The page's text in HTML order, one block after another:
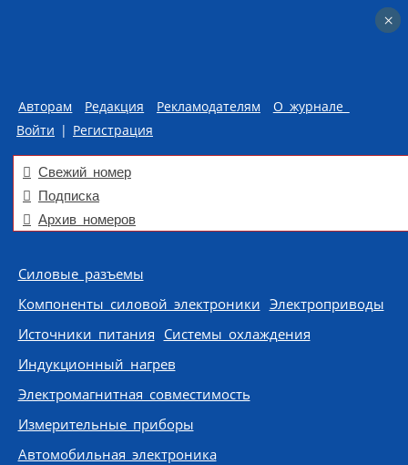
Авторам Редакция Рекламодателям
О журнале
Войти | Регистрация
Свежий номер
Подписка
Архив номеров
Skip to content
Силовые разъемы
Компоненты силовой электроники Электроприводы
Источники питания Системы охлаждения
Индукционный нагрев
Электромагнитная совместимость
Измерительные приборы
Автомобильная электроника
×
×